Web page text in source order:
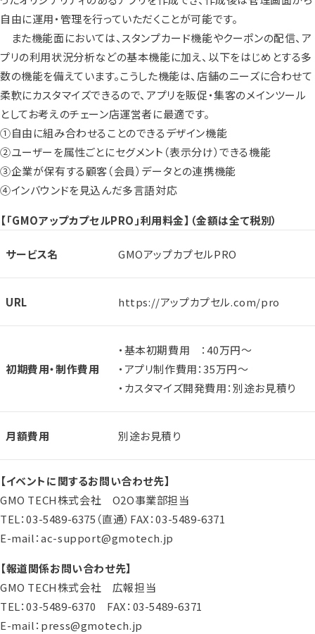
自由に運用・管理を行っていただくことが可能です。
また機能面においては、スタンプカード機能やクーポンの配信、ア
プリの利用状況分析などの基本機能に加え、以下をはじめとする多
数の機能を備えています。こうした機能は、店舗のニーズに合わせて
柔軟にカスタマイズできるので、アプリを販促・集客のメインツール
としてお考えのチェーン店運営者に最適です。
①自由に組み合わせることのできるデザイン機能
②ユーザーを属性ごとにセグメント（表示分け）できる機能
③企業が保有する顧客（会員）データとの連携機能
④インバウンドを見込んだ多言語対応
【「GMOアップカプセルPRO」利用料金】（金額は全て税別）
サービス名 GMOアップカプセルPRO
URL https://アップカプセル.com/pro
初期費用・制作費用
・基本初期費用 ：40万円～
・アプリ制作費用：35万円～
・カスタマイズ開発費用：別途お見積り
月額費用 別途お見積り
【イベントに関するお問い合わせ先】
GMO TECH株式会社 O2O事業部担当
TEL：03-5489-6375（直通）FAX：03-5489-6371
E-mail：ac-support@gmotech.jp
【報道関係お問い合わせ先】
GMO TECH株式会社 広報担当
TEL：03-5489-6370 FAX：03-5489-6371
E-mail：press@gmotech.jp